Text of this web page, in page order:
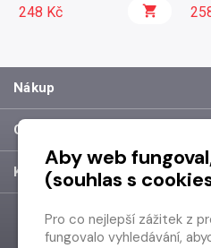
248 Kč
Nákup
O společnosti
Kontakt
Aby web
(souhlas s
Pro co nejlepší zážitek z
fungovalo vyhledávání,